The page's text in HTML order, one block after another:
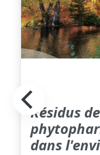
Résidus
dans